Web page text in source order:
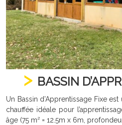
BASSIN
Un Bassin d’Apprentissage Fixe
chauffée idéale pour
âge (75 m² = 12.5m x 6m,